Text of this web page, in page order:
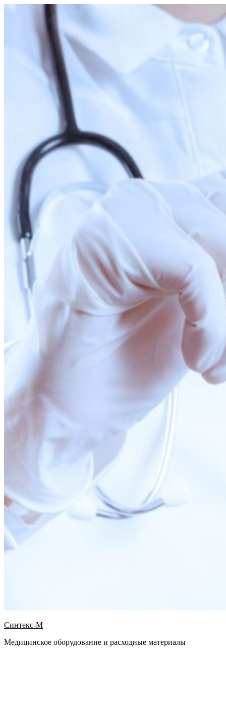
Синтекс-М
Медицинское оборудование и расходные материалы